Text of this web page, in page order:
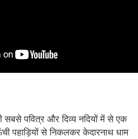
सबसे पवित्र और दिव्य नदियों में से एक
पहाड़ियों से निकलकर केदारनाथ धाम